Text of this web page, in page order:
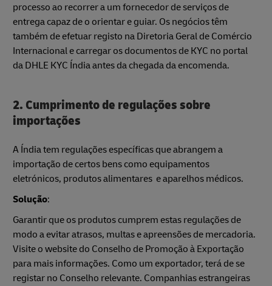
processo ao recorrer a um fornecedor de serviços de
entrega capaz de o orientar e guiar. Os negócios têm
também de efetuar registo na Diretoria Geral de Comércio
Internacional e carregar os documentos de KYC no portal
da DHLE KYC Índia antes da chegada da encomenda.
2. Cumprimento de regulações sobre
importações
A Índia tem regulações específicas que abrangem a
importação de certos bens como equipamentos
eletrónicos, produtos alimentares e aparelhos médicos.
Solução:
Garantir que os produtos cumprem estas regulações de
modo a evitar atrasos, multas e apreensões de mercadoria.
Visite o website do Conselho de Promoção à Exportação
para mais informações. Como um exportador, terá de se
registar no Conselho relevante. Companhias estrangeiras